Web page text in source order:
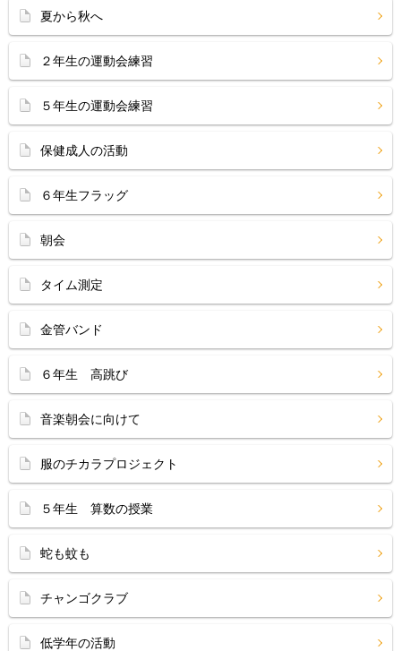
夏から秋へ
２年生の運動会練習
５年生の運動会練習
保健成人の活動
６年生フラッグ
朝会
タイム測定
金管バンド
６年生 高跳び
音楽朝会に向けて
服のチカラプロジェクト
５年生 算数の授業
蛇も蚊も
チャンゴクラブ
低学年の活動